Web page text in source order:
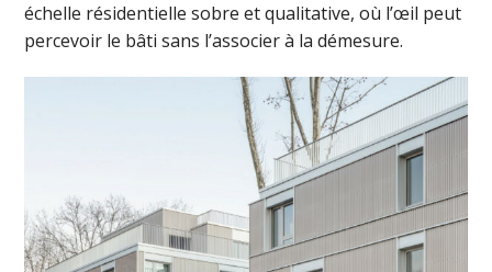
échelle résidentielle sobre et qualitative, où l’œil peut
percevoir le bâti sans l’associer à la démesure.